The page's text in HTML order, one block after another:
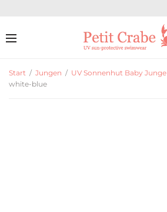
Start / Jungen / UV Sonnenhut Baby Junge
white-blue